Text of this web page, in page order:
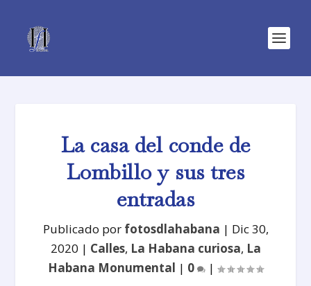
La casa del conde de
Lombillo y sus tres
entradas
Publicado por fotosdlahabana | Dic 30,
2020 | Calles, La Habana curiosa, La
Habana Monumental | 0 |